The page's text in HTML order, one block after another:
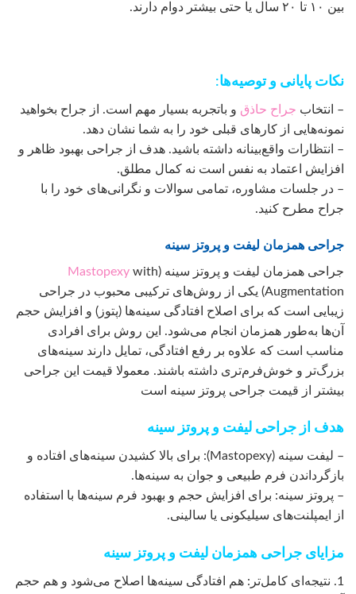
بین ۱۰ تا ۲۰ سال یا حتی بیشتر دوام دارند.
نکات پایانی و توصیه‌ها:
– انتخاب جراح حاذق و باتجربه بسیار مهم است. از جراح بخواهید
نمونه‌هایی از کارهای قبلی خود را به شما نشان دهد.
– انتظارات واقع‌بینانه داشته باشید. هدف از جراحی بهبود ظاهر و
افزایش اعتماد به نفس است نه کمال مطلق.
– در جلسات مشاوره، تمامی سوالات و نگرانی‌های خود را با
جراح مطرح کنید.
جراحی همزمان لیفت و پروتز سینه
جراحی همزمان لیفت و پروتز سینه ( Mastopexy with
Augmentation) یکی از روش‌های ترکیبی محبوب در جراحی
زیبایی است که برای اصلاح افتادگی سینه‌ها (پتوز) و افزایش حجم
آن‌ها به‌طور همزمان انجام می‌شود. این روش برای افرادی
مناسب است که علاوه بر رفع افتادگی، تمایل دارند سینه‌های
بزرگ‌تر و خوش‌فرم‌تری داشته باشند. معمولا قیمت این جراحی
بیشتر از قیمت جراحی پروتز سینه است
هدف از جراحی لیفت و پروتز سینه
– لیفت سینه (Mastopexy): برای بالا کشیدن سینه‌های افتاده و
بازگرداندن فرم طبیعی و جوان به سینه‌ها.
– پروتز سینه: برای افزایش حجم و بهبود فرم سینه‌ها با استفاده
از ایمپلنت‌های سیلیکونی یا سالینی.
مزایای جراحی همزمان لیفت و پروتز سینه
1. نتیجه‌ای کامل‌تر: هم افتادگی سینه‌ها اصلاح می‌شود و هم حجم